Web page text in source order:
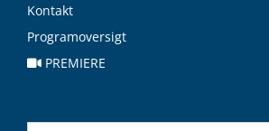
Kontakt
Programoversigt
PREMIERE